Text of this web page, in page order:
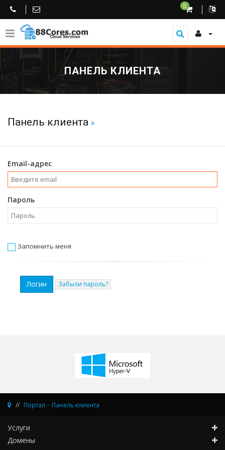
0
ПАНЕЛЬ КЛИЕНТА
Панель клиента
Email-адрес
Пароль
Запомнить меня
Забыли пароль?
Портал > Панель клиента
Услуги
Домены